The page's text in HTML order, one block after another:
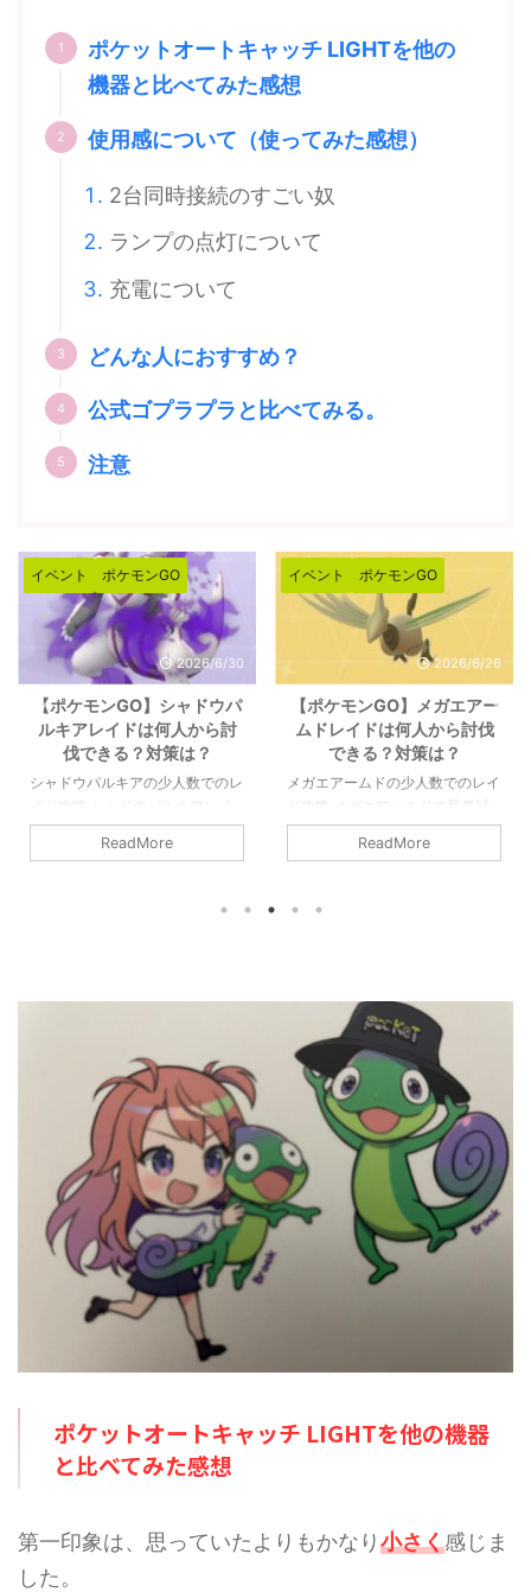
ポケットオートキャッチ LIGHTを他の
機器と比べてみた感想
使用感について（使ってみた感想）
2台同時接続のすごい奴
ランプの点灯について
充電について
どんな人におすすめ？
公式ゴプラプラと比べてみる。
注意
イベント ポケモンGO
2026/6/26
【ポケモンGO】メガエアー
ムドレイドは何人から討伐
できる？対策は？
メガエアームドの少人数でのレイ
ド攻略 メガエアームドの最低討
伐人数は8人以上です。シールド
を破るのが8人であって、参加者
階では予想のため、過去のバトル
での考察からの推測となります。
討伐人数のその根拠は？ 「メガ
シンカポケモン」は必須です。メ
ガエアームドはシールドが8枚 ...
ReadMore
イベント ポケモンGO
2026/5/28
【ポケモンGO】メガミュウ
ツーYレイドは何人から討伐
できる？対策は？
メガミュウツーYの少人数でのレ
イド攻略 メガミュウツーYはX同
様に最低討伐人数は12人以上で
す。あくまで最低限挑めるのが12
組んで12人以上必要（シールドは
12枚）です。記事作成段階では予
想のため、過去のバトルでの考察
からの推測となります。 討伐人
数のその根拠は？ 「メガシンカ
ポケモン」は必須です。メガミュ
ウツーYはシールドが ...
ReadMore
ポケットオートキャッチ LIGHTを他の機器
と比べてみた感想
第一印象は、思っていたよりもかなり小さく感じま
した。